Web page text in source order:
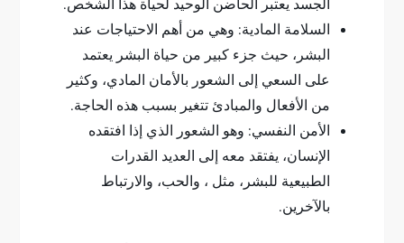
الجسد يعتبر الحاضن الوحيد لحياة هذا الشخص.
السلامة المادية: وهي من أهم الاحتياجات عند
البشر، حيث جزء كبير من حياة البشر يعتمد
على السعي إلى الشعور بالأمان المادي، وكثير
من الأفعال والمبادئ تتغير بسبب هذه الحاجة.
الأمن النفسي: وهو الشعور الذي إذا افتقده
الإنسان، يفتقد معه إلى العديد القدرات
الطبيعية للبشر، مثل ، والحب، والارتباط
بالآخرين.